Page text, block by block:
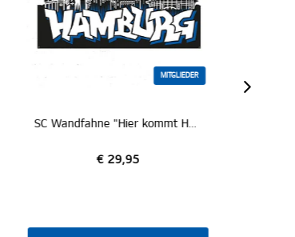
MITGLIEDER
SC Wandfahne "Hier kommt Hamburg"
€ 29,95